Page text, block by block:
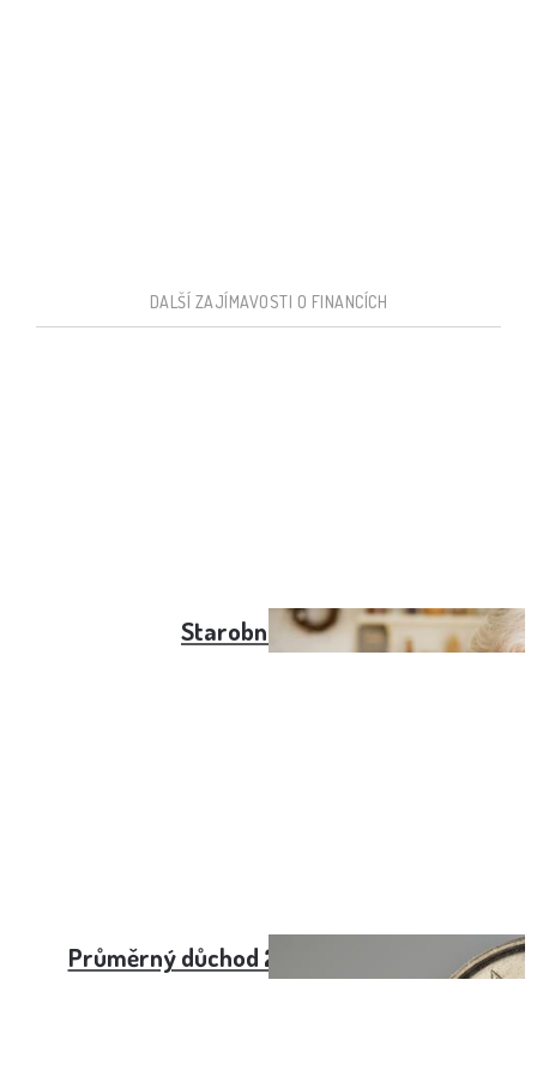
DALŠÍ ZAJÍMAVOSTI O FINANCÍCH
Starobní důchod
Průměrný důchod 2021 - aktuální čísla